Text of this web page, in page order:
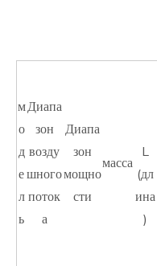
м
о
д
е
л
ь
Диапа
зон
возду
шного
поток
а
Диапа
зон
мощно
сти
масса
L
(дл
ина
)